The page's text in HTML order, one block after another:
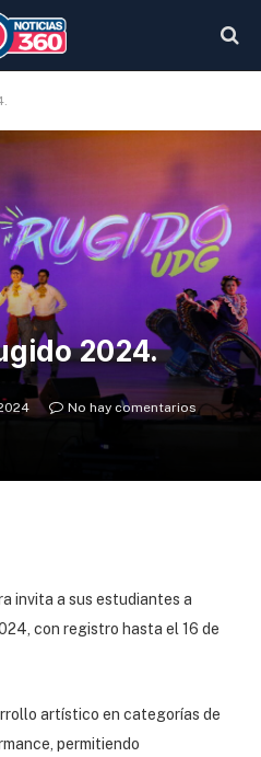
2024.
No hay comentarios
invita a sus estudiantes a
con registro hasta el 16 de
artístico en categorías de
permitiendo